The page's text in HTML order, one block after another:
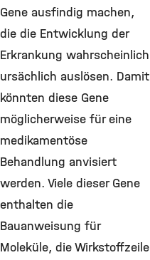
Gene ausfindig machen,
die die Entwicklung der
Erkrankung wahrscheinlich
ursächlich auslösen. Damit
könnten diese Gene
möglicherweise für eine
medikamentöse
Behandlung anvisiert
werden. Viele dieser Gene
enthalten die
Bauanweisung für
Moleküle, die Wirkstoffzeile